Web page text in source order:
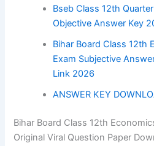
Bseb Class 12th
Objective Answer Key
Bihar Board Class 12th
Exam Subjective
Link 2026
ANSWER KEY
Bihar Board Class 12th
Original Viral Question Paper